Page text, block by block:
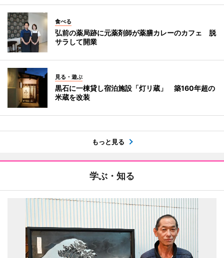
食べる
弘前の薬局跡に元薬剤師が薬膳カレーのカフェ 脱
サラして開業
見る・遊ぶ
黒石に一棟貸し宿泊施設「灯リ蔵」 築160年超の
米蔵を改装
もっと見る
学ぶ・知る